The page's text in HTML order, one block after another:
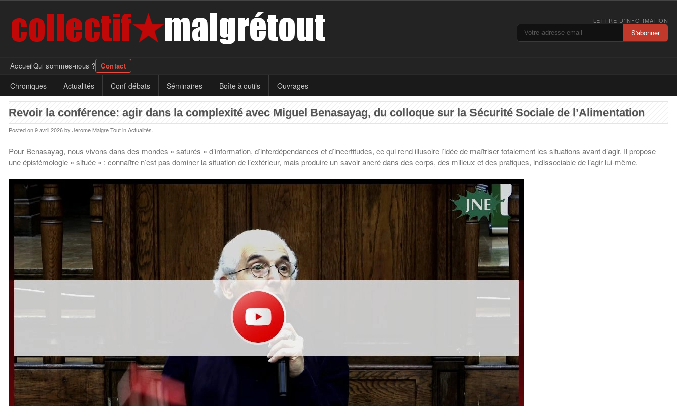
LETTRE D'INFORMATION
S'abonner
AccueilQui sommes-nous ? Contact
Chroniques Actualités Conf-débats Séminaires Boîte à outils Ouvrages
Revoir la conférence: agir dans la complexité avec Miguel Benasayag, du colloque sur la Sécurité Sociale de l’Alimentation
Posted on 9 avril 2026by Jerome Malgre Tout in Actualités
Pour Benasayag, nous vivons dans des mondes « saturés » d’information, d’interdépendances et d’incertitudes, ce qui rend illusoire l’idée de maîtriser totalement les situations avant d’agir. Il propose
une épistémologie « située » : connaître n’est pas dominer la situation de l’extérieur, mais produire un savoir ancré dans des corps, des milieux et des pratiques, indissociable de l’agir lui‑même.